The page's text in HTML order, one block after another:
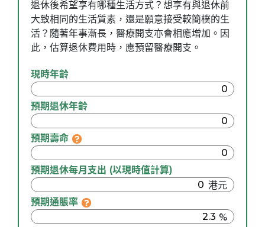
退休後希望享有哪種生活方式？想享有與退休前
大致相同的生活質素，還是願意接受較簡樸的生
活？隨著年事漸長，醫療開支亦會相應增加。因
此，估算退休費用時，應預留醫療開支。
現時年齡
預期退休年齡
預期壽命
預期退休每月支出 (以現時值計算)
預期通脹率